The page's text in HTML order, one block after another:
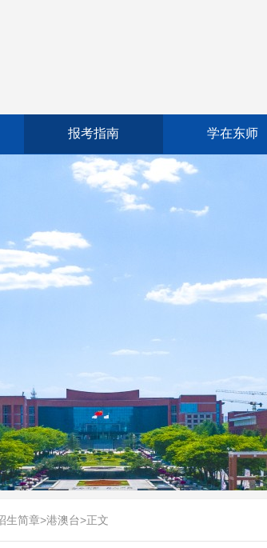
报考指南 学在东师
生简章>港澳台>正文